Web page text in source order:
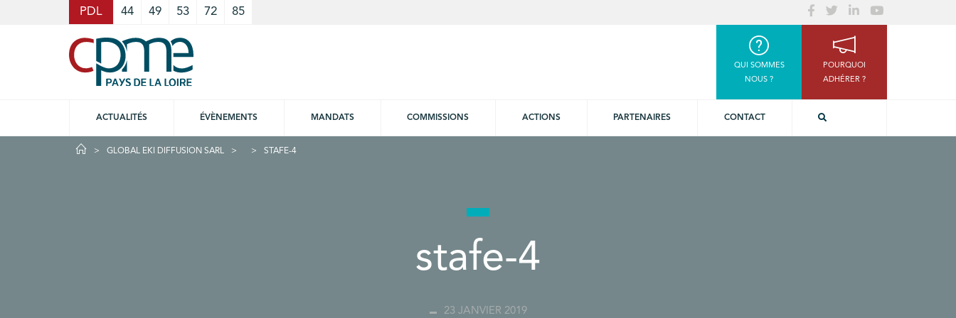
PDL 44 49 53 72 85
QUI SOMMES
NOUS ?
POURQUOI
ADHÉRER ?
ACTUALITÉS ÉVÈNEMENTS MANDATS COMMISSIONS ACTIONS PARTENAIRES CONTACT
GLOBAL EKI DIFFUSION SARL STAFE-4
stafe-4
23 JANVIER 2019
Cookies management panel